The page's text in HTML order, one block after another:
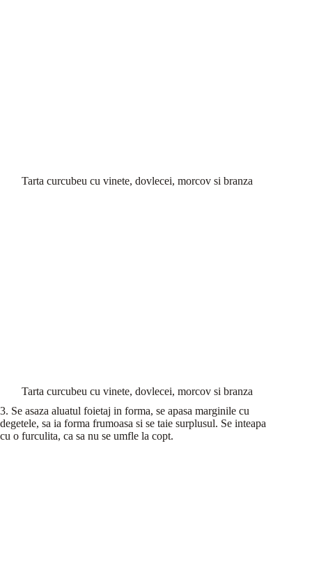
Tarta curcubeu cu vinete, dovlecei, morcov si branza
Tarta curcubeu cu vinete, dovlecei, morcov si branza
3. Se asaza aluatul foietaj in forma, se apasa marginile cu
degetele, sa ia forma frumoasa si se taie surplusul. Se inteapa
cu o furculita, ca sa nu se umfle la copt.